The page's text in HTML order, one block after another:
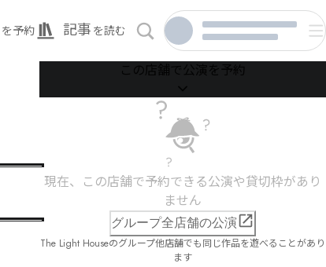
を予約 記事 を読む
この店舗で公演を予約
現在、この店舗で予約できる公演や貸切枠があり
ません
グループ全店舗の公演
The Light Houseのグループ他店舗でも同じ作品を遊べることがあり
ます